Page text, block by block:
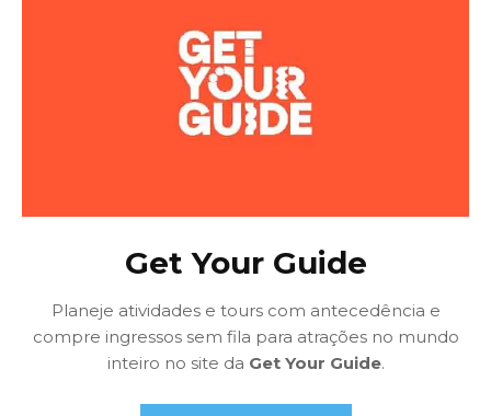
Get Your Guide
Planeje atividades e tours com antecedência e
compre ingressos sem fila para atrações no mundo
inteiro no site da Get Your Guide.